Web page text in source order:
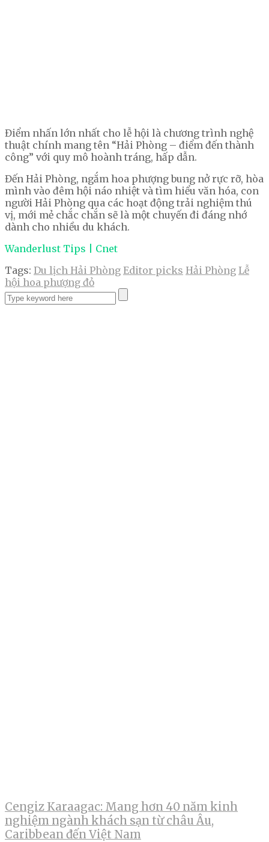
Điểm nhấn lớn nhất cho lễ hội là chương trình nghệ
thuật chính mang tên “Hải Phòng – điểm đến thành
công” với quy mô hoành tráng, hấp dẫn.
Đến Hải Phòng, ngắm hoa phượng bung nở rực rỡ, hòa
mình vào đêm hội náo nhiệt và tìm hiểu văn hóa, con
người Hải Phòng qua các hoạt động trải nghiệm thú
vị, mới mẻ chắc chắn sẽ là một chuyến đi đáng nhớ
dành cho nhiều du khách.
Wanderlust Tips | Cnet
Tags: Du lịch Hải Phòng Editor picks Hải Phòng Lễ
hội hoa phượng đỏ
Cengiz Karaagac: Mang hơn 40 năm kinh
nghiệm ngành khách sạn từ châu Âu,
Caribbean đến Việt Nam